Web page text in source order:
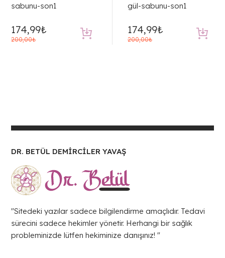
200,00₺
Orijinal
174,99₺
Şu
200,00₺
Orijinal
174,99₺
Şu
DR. BETÜL DEMİRCİLER YAVAŞ
"Sitedeki yazılar sadece bilgilendirme amaçlıdır. Tedavi
sürecini sadece hekimler yönetir. Herhangi bir sağlık
probleminizde lütfen hekiminize danışınız! "